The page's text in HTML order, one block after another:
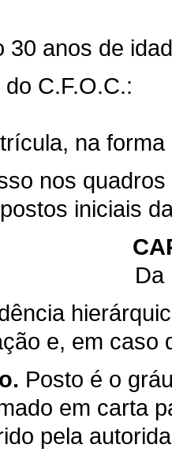
30 anos de
C.F.O.C.:
na
nos
iniciais
Da
e, em caso
Posto é o
em carta
pela